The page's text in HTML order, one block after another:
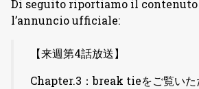
Di seguito riportiamo il
l’annuncio ufficiale:
【来週第4話放送】
Chapter.3：break tieをご覧いた